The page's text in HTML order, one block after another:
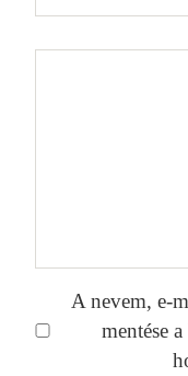
A nevem, e-
mentése